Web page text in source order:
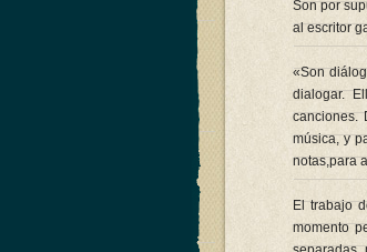
Son por
al escritor
«Son
dialogar.
canciones.
música, y
notas,para
El trabajo
momento